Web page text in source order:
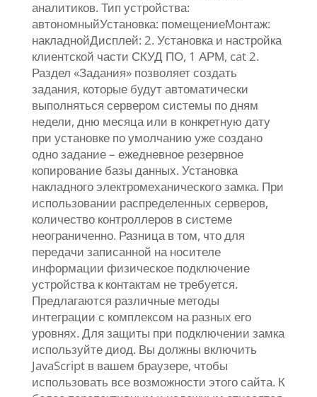
аналитиков. Тип устройства:
автономныйУстановка: помещениеМонтаж:
накладнойДисплей: 2. Установка и настройка
клиентской части СКУД ПО, 1 АРМ, cat 2.
Раздел «Задания» позволяет создать
задания, которые будут автоматически
выполняться сервером системы по дням
недели, дню месяца или в конкретную дату
при установке по умолчанию уже создано
одно задание – ежедневное резервное
копирование базы данных. Установка
накладного электромеханического замка. При
использовании распределенных серверов,
количество контроллеров в системе
неограниченно. Разница в том, что для
передачи записанной на носителе
информации физическое подключение
устройства к контактам не требуется.
Предлагаются различные методы
интеграции с комплексом на разных его
уровнях. Для защиты при подключении замка
используйте диод. Вы должны включить
JavaScript в вашем браузере, чтобы
использовать все возможности этого сайта. К